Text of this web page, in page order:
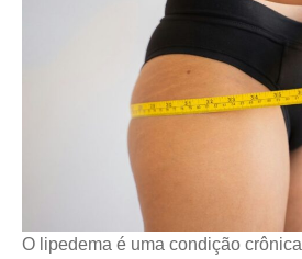
O lipedema é uma condição